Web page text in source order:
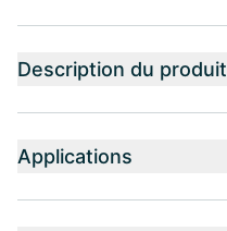
Description du produit
Applications